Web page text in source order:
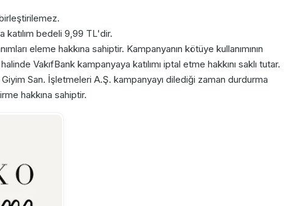
katılım bedeli 9,99 TL'dir.
eleme hakkına sahiptir. Kampanyanın kötüye kullanımının
VakıfBank kampanyaya katılımı iptal etme hakkını saklı tutar.
San. İşletmeleri A.Ş. kampanyayı dilediği zaman durdurma
hakkına sahiptir.